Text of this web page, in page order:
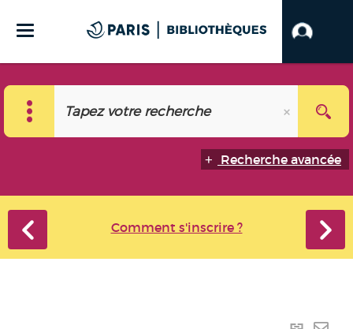
Recherche avancée
Comment s'inscrire ?
Lien